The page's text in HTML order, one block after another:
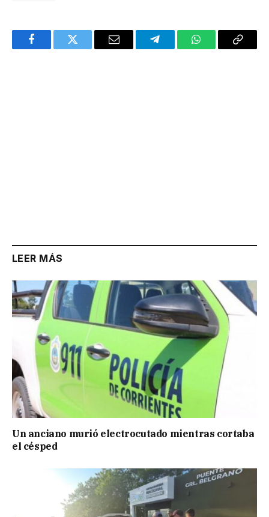
FacebookTwitter Email TelegramWhatsAppCopy
LEER MÁS
Un anciano murió electrocutado mientras cortaba
el césped